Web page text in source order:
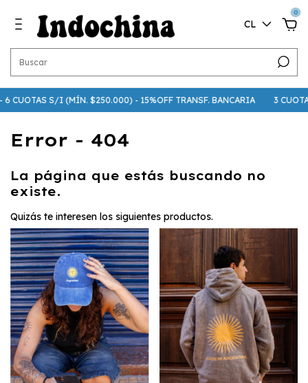
CL
0
S/I (MÍN. $250.000) - 15%OFF TRANSF. BANCARIA 3
Error - 404
La página que estás buscando no
existe.
Quizás te interesen los siguientes productos.